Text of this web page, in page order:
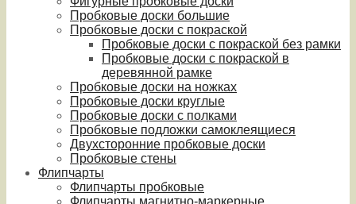
Пробковые доски большие
Пробковые доски с покраской
Пробковые доски с покраской без рамки
Пробковые доски с покраской в
деревянной рамке
Пробковые доски на ножках
Пробковые доски круглые
Пробковые доски с полками
Пробковые подложки самоклеящиеся
Двухсторонние пробковые доски
Пробковые стены
Флипчарты
Флипчарты пробковые
Флипчарты магнитно-маркерные